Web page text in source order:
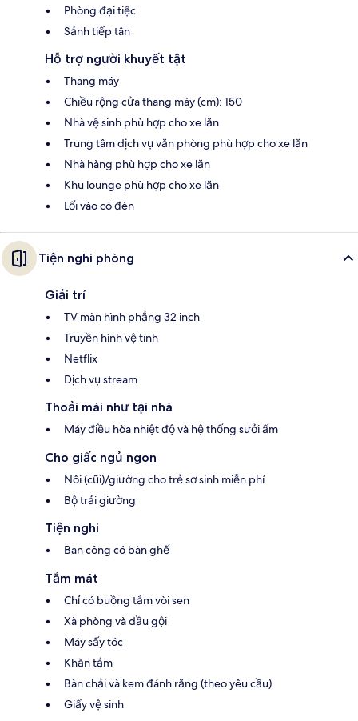
Phòng đại tiệc
Sảnh tiếp tân
Hỗ trợ người khuyết tật
Thang máy
Chiều rộng cửa thang máy (cm): 150
Nhà vệ sinh phù hợp cho xe lăn
Trung tâm dịch vụ văn phòng phù hợp cho xe lăn
Nhà hàng phù hợp cho xe lăn
Khu lounge phù hợp cho xe lăn
Lối vào có đèn
Tiện nghi phòng
Giải trí
TV màn hình phẳng 32 inch
Truyền hình vệ tinh
Netflix
Dịch vụ stream
Thoải mái như tại nhà
Máy điều hòa nhiệt độ và hệ thống sưởi ấm
Cho giấc ngủ ngon
Nôi (cũi)/giường cho trẻ sơ sinh miễn phí
Bộ trải giường
Tiện nghi
Ban công có bàn ghế
Tắm mát
Chỉ có buồng tắm vòi sen
Xà phòng và dầu gội
Máy sấy tóc
Khăn tắm
Bàn chải và kem đánh răng (theo yêu cầu)
Giấy vệ sinh